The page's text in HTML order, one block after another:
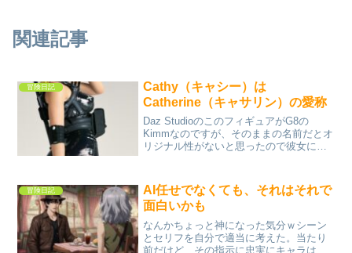
関連記事
冒険日記
Cathy（キャシー）は
Catherine（キャサリン）の愛称
Daz StudioのこのフィギュアがG8の
Kimmなのですが、そのままの名前だとオ
リジナル性がないと思ったので彼女に何
ところ、キャサリンという名前しか思い
浮かばず、そ...
冒険日記
AI任せでなくても、それはそれで
面白いかも
なんかちょっと神になった気分ｗシーン
とセリフを自分で適当に考えた。当たり
前だけど、その指示に忠実にキャラは話